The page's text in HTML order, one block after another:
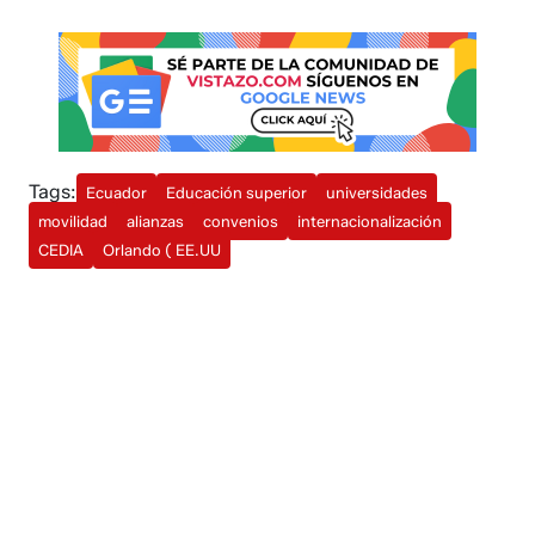
Tags: Ecuador Educación superior
universidades
movilidad
alianzas convenios
internacionalización
CEDIA
Orlando ( EE.UU